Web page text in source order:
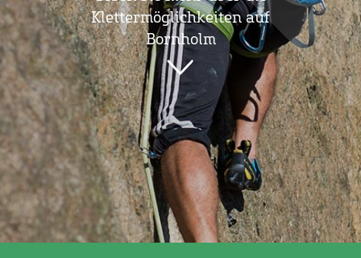
Klettermöglichkeiten auf
Bornholm